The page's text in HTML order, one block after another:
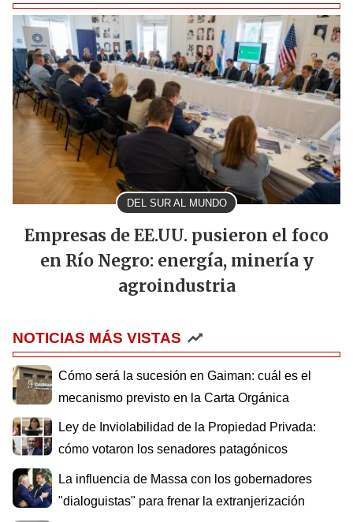
DEL SUR AL MUNDO
Empresas de EE.UU. pusieron el foco
en Río Negro: energía, minería y
agroindustria
NOTICIAS MÁS VISTAS
Cómo será la sucesión en Gaiman: cuál es el
mecanismo previsto en la Carta Orgánica
Ley de Inviolabilidad de la Propiedad Privada:
cómo votaron los senadores patagónicos
La influencia de Massa con los gobernadores
"dialoguistas" para frenar la extranjerización